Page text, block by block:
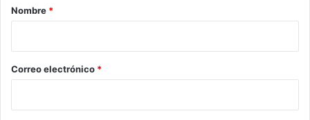
r
*
Nombre *
Correo electrónico *